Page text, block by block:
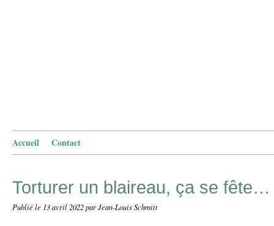
Accueil Contact
Torturer un blaireau, ça se fête…
Publié le 13 avril 2022par Jean-Louis Schmitt